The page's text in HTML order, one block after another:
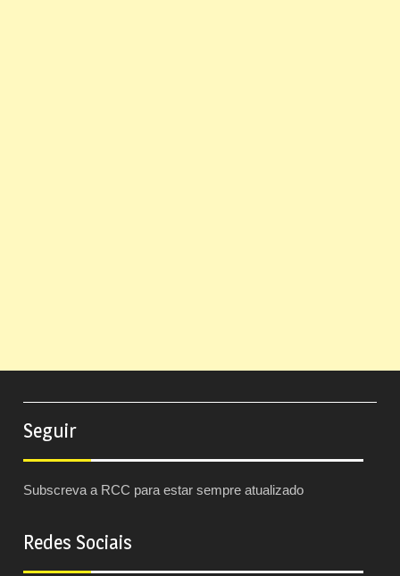
Seguir
Subscreva a RCC para estar sempre atualizado
Redes Sociais